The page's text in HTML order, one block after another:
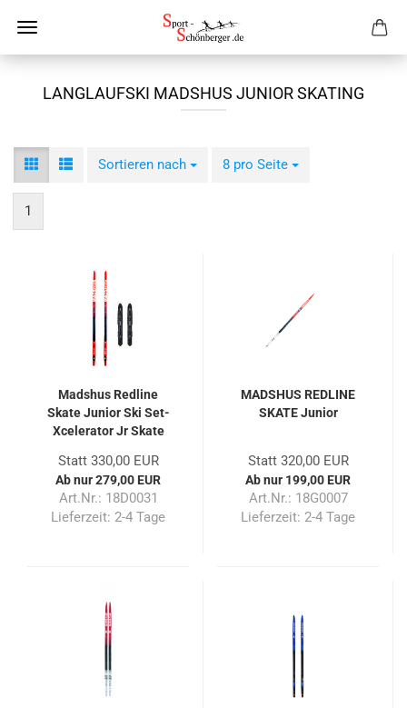
LANGLAUFSKI MADSHUS JUNIOR SKATING
Sortieren nach
Sortieren nach 8 pro Seite
pro Seite
1
Madshus Redline
Skate Junior Ski Set-
Xcelerator Jr Skate
Statt 330,00 EUR
Ab nur 279,00 EUR
Art.Nr.: 18D0031
Lieferzeit: 2-4 Tage
MADSHUS REDLINE
SKATE Junior
Statt 320,00 EUR
Ab nur 199,00 EUR
Art.Nr.: 18G0007
Lieferzeit: 2-4 Tage